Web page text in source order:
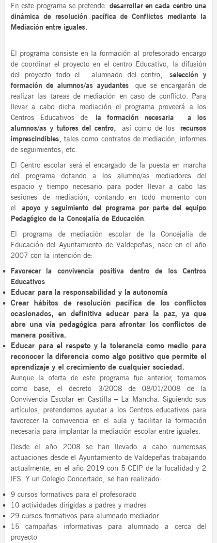
En este programa se pretende desarrollar en cada centro una
dinámica de resolución pacífica de Conflictos mediante la
Mediación entre iguales.
El programa consiste en la formación al profesorado encargo
de coordinar el proyecto en el centro Educativo, la difusión
del proyecto todo el alumnado del centro,selección y
formación de alumnos/as ayudantes que se encargarán de
realizar las tareas de mediación en caso de conflicto. Para
llevar a cabo dicha mediación el programa proveerá a los
Centros Educativos de la formación necesaria a los
alumnos/as y tutores del centro, así como de los recursos
imprescindibles, tales como contratos de mediación, informes
de seguimientos, etc.
El Centro escolar será el encargado de la puesta en marcha
del programa dotando a los alumno/as mediadores del
espacio y tiempo necesario para poder llevar a cabo las
sesiones de mediación, contando en todo momento con
el apoyo y seguimiento del programa por parte del equipo
Pedagógico de la Concejalía de Educación.
El programa de mediación escolar de la Concejalía de
Educación del Ayuntamiento de Valdepeñas, nace en el año
2007 con la intención de:
Favorecer la convivencia positiva dentro de los Centros
Educativos
Educar para la responsabilidad y la autonomía
Crear hábitos de resolución pacífica de los conflictos
ocasionados, en definitiva educar para la paz, ya que
abre una vía pedagógica para afrontar los conflictos de
manera positiva.
Educar para el respeto y la tolerancia como medio para
reconocer la diferencia como algo positivo que permite el
aprendizaje y el crecimiento de cualquier sociedad.
Aunque la oferta de este programa fue anterior, tomamos
como base, el decreto 3/2008 de 08/01/2008 de la
Convivencia Escolar en Castilla – La Mancha. Siguiendo sus
artículos, pretendemos ayudar a los Centros educativos para
favorecer la convivencia en el aula y facilitar la formación
necesaria para implantar la mediación escolar entre iguales.
Desde el año 2008 se han llevado a cabo numerosas
actuaciones desde el Ayuntamiento de Valdepeñas trabajando
actualmente, en el año 2019 con 5 CEIP de la localidad y 2
IES. Y un Colegio Concertado, se han realizado:
9 cursos formativos para el profesorado
10 actividades dirigidas a padres y madres
29 cursos formativos para alumnado mediador
15 campañas informativas para alumnado a cerca del
proyecto